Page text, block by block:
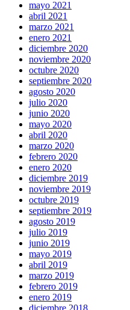
mayo 2021
abril 2021
marzo 2021
enero 2021
diciembre 2020
noviembre 2020
octubre 2020
septiembre 2020
agosto 2020
julio 2020
junio 2020
mayo 2020
abril 2020
marzo 2020
febrero 2020
enero 2020
diciembre 2019
noviembre 2019
octubre 2019
septiembre 2019
agosto 2019
julio 2019
junio 2019
mayo 2019
abril 2019
marzo 2019
febrero 2019
enero 2019